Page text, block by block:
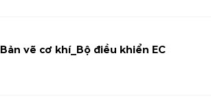
Bản vẽ cơ khí_Bộ điều khiển EC